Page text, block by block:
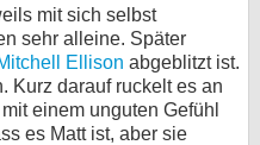
mit sich selbst
sehr alleine. Später
Ellison abgeblitzt ist.
Kurz darauf ruckelt es an
einem unguten Gefühl
es Matt ist, aber sie